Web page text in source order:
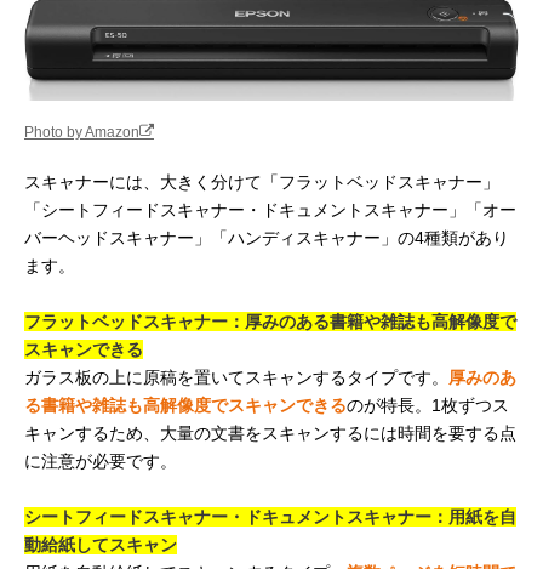
Photo by Amazon
スキャナーには、大きく分けて「フラットベッドスキャナー」
「シートフィードスキャナー・ドキュメントスキャナー」「オー
バーヘッドスキャナー」「ハンディスキャナー」の4種類があり
ます。
フラットベッドスキャナー：厚みのある書籍や雑誌も高解像度で
スキャンできる
ガラス板の上に原稿を置いてスキャンするタイプです。 厚みのあ
る書籍や雑誌も高解像度でスキャンできるのが特長。1枚ずつス
キャンするため、大量の文書をスキャンするには時間を要する点
に注意が必要です。
シートフィードスキャナー・ドキュメントスキャナー：用紙を自
動給紙してスキャン